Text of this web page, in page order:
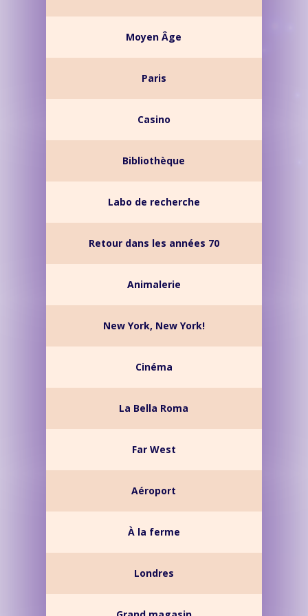
Moyen Âge
Paris
Casino
Bibliothèque
Labo de recherche
Retour dans les années 70
Animalerie
New York, New York!
Cinéma
La Bella Roma
Far West
Aéroport
À la ferme
Londres